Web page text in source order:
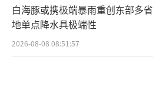
徒刑1至8年不等。
湖北警方昨天通报，
白海豚或携极端暴雨重创东部多
地单点降水具极端性
2026-08-08 08:51:57